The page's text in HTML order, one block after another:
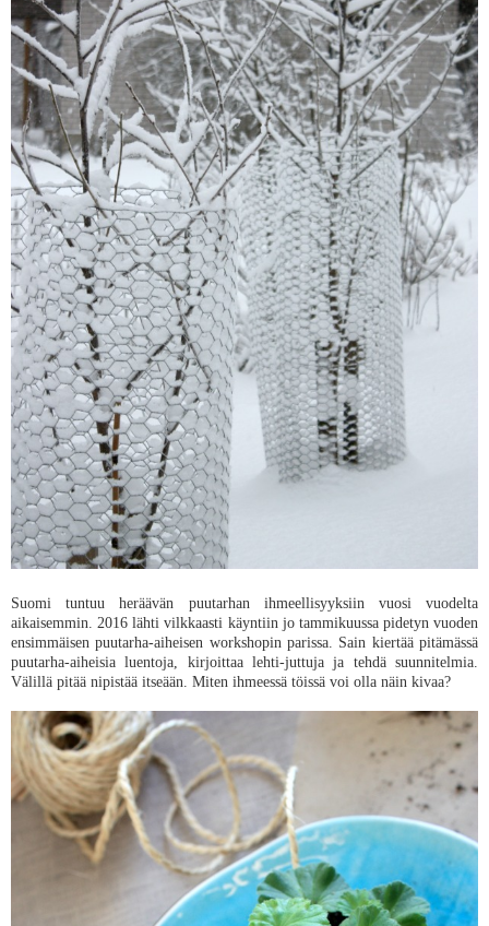
Suomi tuntuu heräävän puutarhan ihmeellisyyksiin vuosi vuodelta
aikaisemmin. 2016 lähti vilkkaasti käyntiin jo tammikuussa pidetyn vuoden
ensimmäisen puutarha-aiheisen workshopin parissa. Sain kiertää pitämässä
puutarha-aiheisia luentoja, kirjoittaa lehti-juttuja ja tehdä suunnitelmia.
Välillä pitää nipistää itseään. Miten ihmeessä töissä voi olla näin kivaa?